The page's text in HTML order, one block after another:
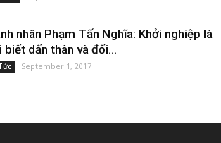
nhân Phạm Tấn Nghĩa: Khởi nghiệp là
biết dấn thân và đối...
September 1, 2017